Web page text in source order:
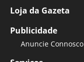
Loja da Gazeta
Publicidade
Anuncie Connosco